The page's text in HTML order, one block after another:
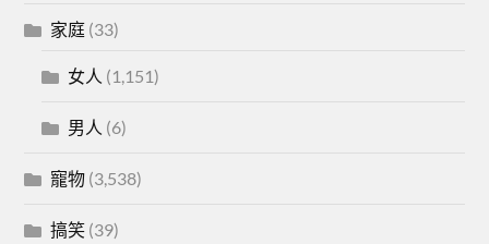
家庭 (33)
女人 (1,151)
男人 (6)
寵物 (3,538)
搞笑 (39)